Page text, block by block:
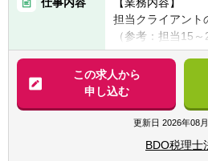
スの実務経験
■PCスキル：パソ
Office/税務/会計
【歓迎経験・スキ
▽経験・資格が以
迎
■税務や経営コン
ービスの実務経
担当クライアント
（参考：担当15
【具体的には】
■会計帳簿入力、
■個人、法人の決
■税務相談、指導、
■顧客入力自計化
■金融機関対応や
この求人から
申し込む
更新日 2026年08
BDO税理士